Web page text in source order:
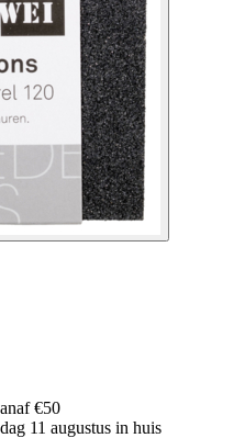
€50
11 augustus in huis